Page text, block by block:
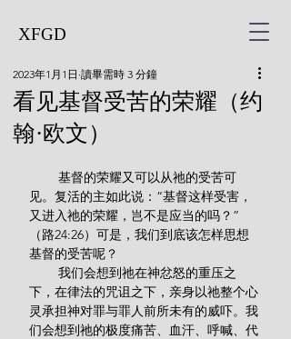
XFGD
看见基督受苦的荣耀（约
翰·欧文）
2023年1月1日 讀畢需時 3 分鐘
见。复活的主如此说：“基督这样受害，
又进入祂的荣耀，岂不是应当的吗？”
（路24:26）可是，我们到底该怎样思想
基督的受苦呢？
下，在律法的咒诅之下，亲身以祂整个心
灵承担神对罪与罪人前所未有的威吓。我
们会想到祂的极度痛苦、血汗、呼喊、代